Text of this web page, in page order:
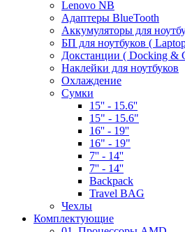
Lenovo NB
Адаптеры BlueTooth
Аккумуляторы для
БП для ноутбуков (
Докстанции ( Docking &
Наклейки для ноутбуков
Охлаждение
Сумки
15'' - 15.6''
15" - 15.6"
16'' - 19''
16" - 19"
7'' - 14''
7'' - 14''
Backpack
Travel BAG
Чехлы
Комплектующие